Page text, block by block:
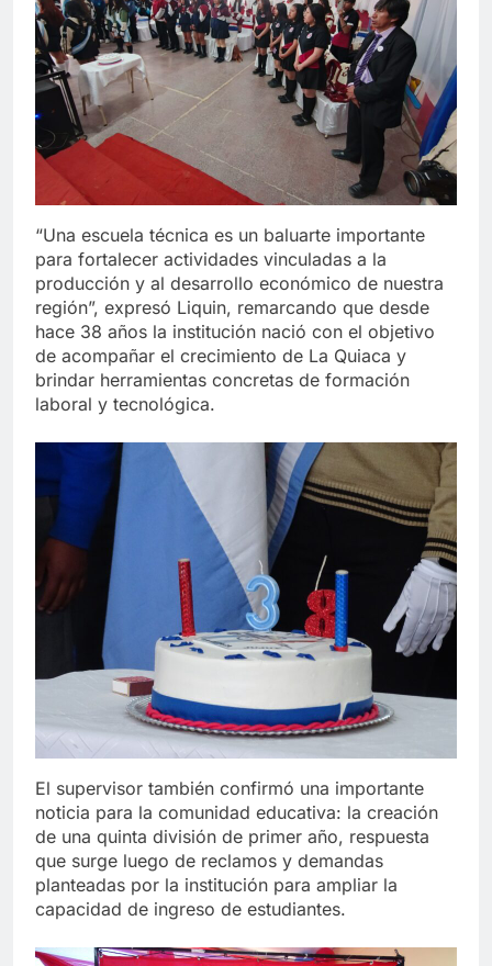
“Una escuela técnica es un baluarte importante
para fortalecer actividades vinculadas a la
producción y al desarrollo económico de nuestra
región”, expresó Liquin, remarcando que desde
hace 38 años la institución nació con el objetivo
de acompañar el crecimiento de La Quiaca y
brindar herramientas concretas de formación
laboral y tecnológica.
El supervisor también confirmó una importante
noticia para la comunidad educativa: la creación
de una quinta división de primer año, respuesta
que surge luego de reclamos y demandas
planteadas por la institución para ampliar la
capacidad de ingreso de estudiantes.